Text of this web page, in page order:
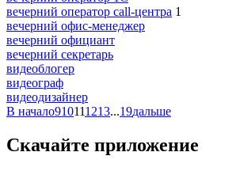
вечерний оператор call-центра 1
вечерний офис-менеджер
вечерний официант
вечерний секретарь
видеоблогер
видеограф
видеодизайнер
В начало910111213...19дальше
Скачайте приложение